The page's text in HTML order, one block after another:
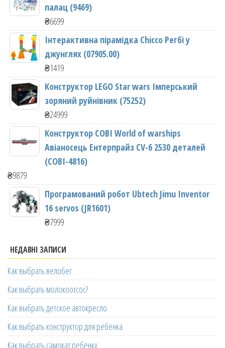
палац (9469)
₴6699
Інтерактивна пірамідка Chicco Регбі у
джунглях (07905.00)
₴1419
Конструктор LEGO Star wars Імперський
зоряний руйнівник (75252)
₴24999
Конструктор COBI World of warships
Авіаносець Ентерпрайз CV-6 2530 деталей
(COBI-4816)
₴9879
Програмований робот Ubtech Jimu Inventor
16 servos (JR1601)
₴7999
НЕДАВНІ ЗАПИСИ
Как выбрать велобег
Как выбрать молокоотсос?
Как выбрать детское автокресло
Как выбрать конструктор для ребенка
Как выбрать самокат ребенку